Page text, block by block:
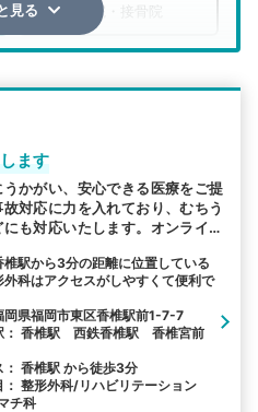
整骨院・接骨院
絞り込む
検索方法
院名から探す
見る
ます
かがい、安心できる医療をご提
対応に力を入れており、むちう
も対応いたします。オンライン
椎駅から3分の距離に位置している
外科はアクセスがしやすくて便利で
岡県福岡市東区香椎駅前1-7-7
： 香椎駅 西鉄香椎駅 香椎宮前
： 香椎駅 から徒歩3分
： 整形外科/リハビリテーション
チ科